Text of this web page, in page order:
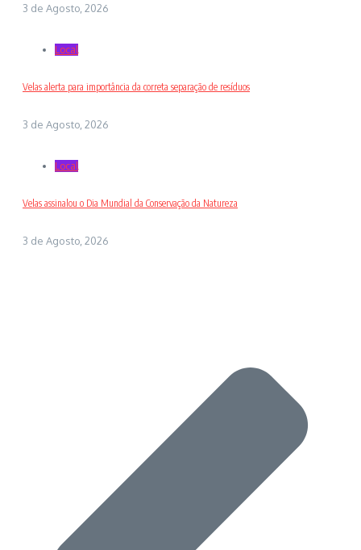
3 de Agosto, 2026
Local
Velas alerta para importância da correta separação de resíduos
3 de Agosto, 2026
Local
Velas assinalou o Dia Mundial da Conservação da Natureza
3 de Agosto, 2026